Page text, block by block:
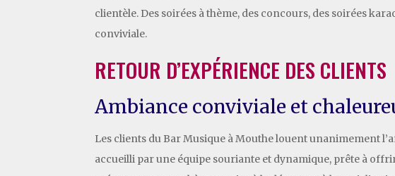
clientèle. Des soirées à thème, des concours, des soirées
conviviale.
RETOUR D’EXPÉRIENCE DES CLIENTS
Ambiance conviviale et
Les clients du Bar Musique à Mouthe louent unanimement
accueilli par une équipe souriante et dynamique, prête à